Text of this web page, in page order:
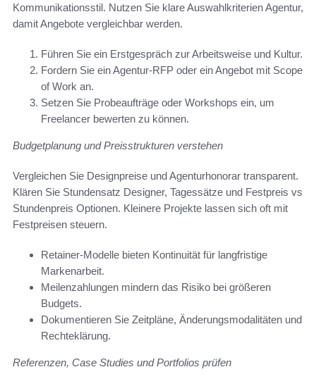
Kommunikationsstil. Nutzen Sie klare Auswahlkriterien Agentur,
damit Angebote vergleichbar werden.
Führen Sie ein Erstgespräch zur Arbeitsweise und Kultur.
Fordern Sie ein Agentur-RFP oder ein Angebot mit Scope
of Work an.
Setzen Sie Probeaufträge oder Workshops ein, um
Freelancer bewerten zu können.
Budgetplanung und Preisstrukturen verstehen
Vergleichen Sie Designpreise und Agenturhonorar transparent.
Klären Sie Stundensatz Designer, Tagessätze und Festpreis vs
Stundenpreis Optionen. Kleinere Projekte lassen sich oft mit
Festpreisen steuern.
Retainer-Modelle bieten Kontinuität für langfristige
Markenarbeit.
Meilenzahlungen mindern das Risiko bei größeren
Budgets.
Dokumentieren Sie Zeitpläne, Änderungsmodalitäten und
Rechteklärung.
Referenzen, Case Studies und Portfolios prüfen